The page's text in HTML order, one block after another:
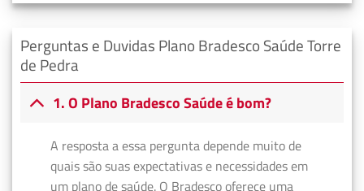
Perguntas e Duvidas Plano Bradesco Saúde Torre
de Pedra
1. O Plano Bradesco Saúde é bom?
A resposta a essa pergunta depende muito de
quais são suas expectativas e necessidades em
um plano de saúde. O Bradesco oferece uma